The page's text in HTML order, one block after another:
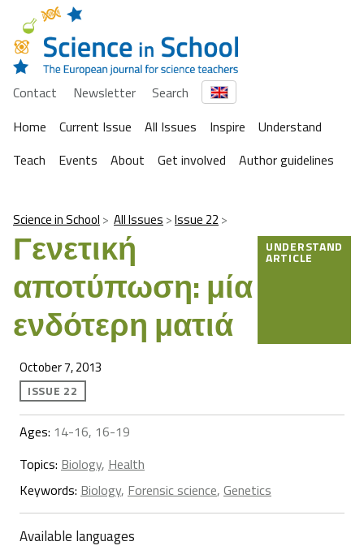
Contact Newsletter
Search
Home
Current Issue All Issues Inspire
Understand
Teach
Events About Get involved Author guidelines
Science in School All Issues Issue 22
Γενετική
αποτύπωση: μία
ενδότερη ματιά
UNDERSTAND
ARTICLE
October 7, 2013
ISSUE 22
Ages: 14-16, 16-19
Topics: Biology, Health
Keywords: Biology, Forensic science, Genetics
Available languages